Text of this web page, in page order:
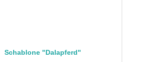
Schablone "Dalapferd"